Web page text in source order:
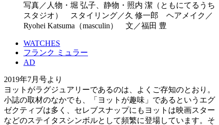
写真／人物・堀 弘子、静物・照内 潔（ともにてるうち
スタジオ） スタイリング／久 修一郎 ヘアメイク／
Ryohei Katsuma（masculin） 文／福田 豊
WATCHES
フランク ミュラー
AD
2019年7月号より
ヨットがラグジュアリーであるのは、よくご存知のとおり。
小誌の取材のなかでも、「ヨットが趣味」であるというエグ
ゼクティブは多く、セレブスナップにもヨットは映画スター
などのステイタスシンボルとして頻繁に登場しています。そ